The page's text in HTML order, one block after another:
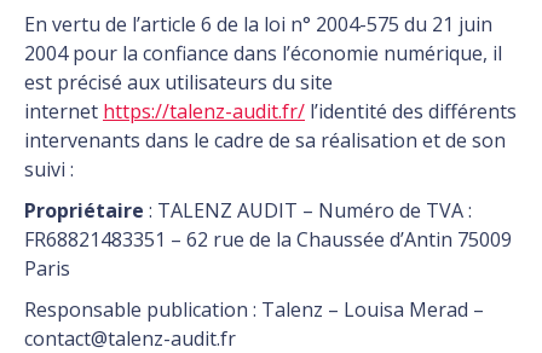
En vertu de l’article 6 de la loi n° 2004-575 du 21 juin
2004 pour la confiance dans l’économie numérique, il
est précisé aux utilisateurs du site
internet https://talenz-audit.fr/ l’identité des différents
intervenants dans le cadre de sa réalisation et de son
suivi :
Propriétaire : TALENZ AUDIT – Numéro de TVA :
FR68821483351 – 62 rue de la Chaussée d’Antin 75009
Paris
Responsable publication : Talenz – Louisa Merad –
contact@talenz-audit.fr